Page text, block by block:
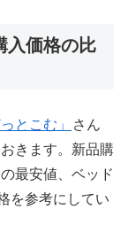
入価格の比
とこむ」
さん
きます。新品購
最安値、ベッド
を参考にしてい